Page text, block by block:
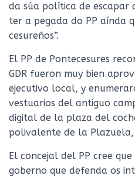
da súa política de escapar
ter a pegada do PP aínda
cesureños”.
El PP de Pontecesures
GDR fueron muy bien
ejecutivo local, y
vestuarios del antiguo
digital de la plaza del
polivalente de la
El concejal del PP cree
goberno que defenda os